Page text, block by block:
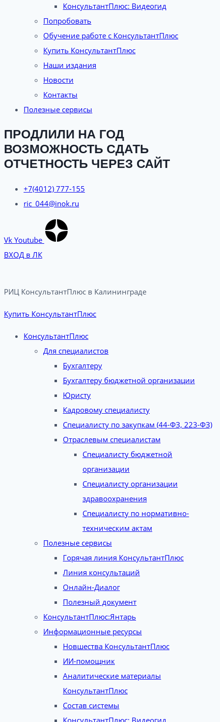
КонсультантПлюс: Видеогид
Попробовать
Обучение работе с КонсультантПлюс
Купить КонсультантПлюс
Наши издания
Новости
Контакты
Полезные сервисы
ПРОДЛИЛИ НА ГОД
ВОЗМОЖНОСТЬ СДАТЬ
ОТЧЕТНОСТЬ ЧЕРЕЗ САЙТ
+7(4012) 777-155
ric_044@inok.ru
Vk Youtube
ВХОД в ЛК
РИЦ КонсультантПлюс в Калининграде​
Купить КонсультантПлюс
КонсультантПлюс
Для специалистов
Бухгалтеру
Бухгалтеру бюджетной организации
Юристу
Кадровому специалисту
Специалисту по закупкам (44-ФЗ, 223-ФЗ)
Отраслевым специалистам
Специалисту бюджетной
организации
Специалисту организации
здравоохранения
Специалисту по нормативно-
техническим актам
Полезные сервисы
Горячая линия КонсультантПлюс
Линия консультаций
Онлайн-Диалог
Полезный документ
КонсультантПлюс:Янтарь
Информационные ресурсы
Новшества КонсультантПлюс
ИИ-помощник
Аналитические материалы
КонсультантПлюс
Состав системы
КонсультантПлюс: Видеогид